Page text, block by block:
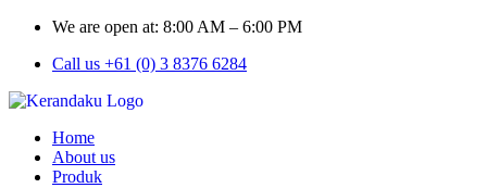
We are open at: 8:00 AM – 6:00 PM
Call us +61 (0) 3 8376 6284
Home
About us
Produk